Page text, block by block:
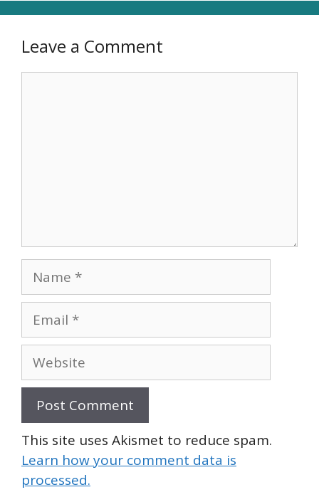
Leave a Comment
Name
Email
Website
This site uses Akismet to reduce spam.
Learn how your comment data is
processed.